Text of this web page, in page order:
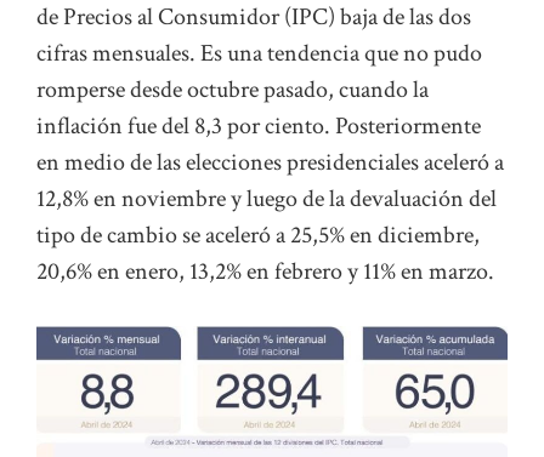
de Precios al Consumidor (IPC) baja de las dos
cifras mensuales. Es una tendencia que no pudo
romperse desde octubre pasado, cuando la
inflación fue del 8,3 por ciento. Posteriormente
en medio de las elecciones presidenciales aceleró a
12,8% en noviembre y luego de la devaluación del
tipo de cambio se aceleró a 25,5% en diciembre,
20,6% en enero, 13,2% en febrero y 11% en marzo.